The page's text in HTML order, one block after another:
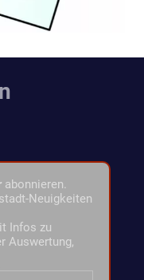
abonnieren.
Neuigkeiten
Infos zu
Auswertung,